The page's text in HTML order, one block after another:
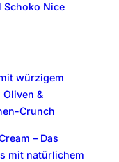
Schoko Nice
würzigem
Oliven &
Crunch
– Das
mit natürlichem